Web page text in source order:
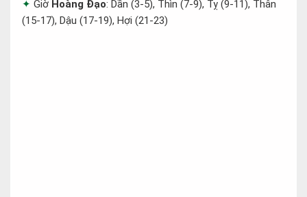
Giờ Hoàng Đạo: Dần (3-5), Thìn (7-9), Tỵ (9-11), Thân
(15-17), Dậu (17-19), Hợi (21-23)